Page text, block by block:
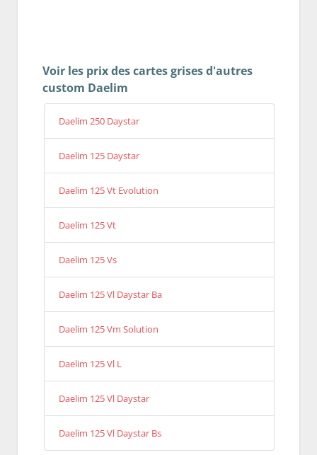
Voir les prix des cartes grises d'autres
custom Daelim
Daelim 250 Daystar
Daelim 125 Daystar
Daelim 125 Vt Evolution
Daelim 125 Vt
Daelim 125 Vs
Daelim 125 Vl Daystar Ba
Daelim 125 Vm Solution
Daelim 125 Vl L
Daelim 125 Vl Daystar
Daelim 125 Vl Daystar Bs